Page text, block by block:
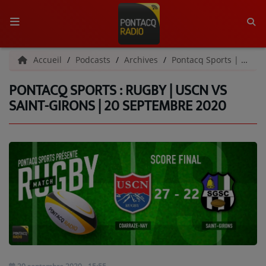
ACCUEIL
RADIO
L'ÉQUIPE
GRILLE DES PROGRAMMES
C'ÉTAIT QUOI CE TITRE ?
MÉDIAS
Accueil Podcasts Archives Pontacq Sports | Archives
PONTACQ SPORTS : RUGBY | USCN VS
SAINT-GIRONS | 20 SEPTEMBRE 2020